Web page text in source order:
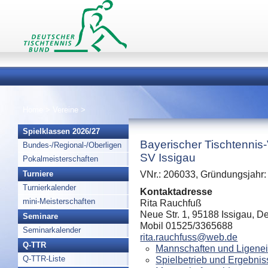
Vereine >
Spielklassen 2026/27
Bundes-/Regional-/Oberligen
Pokalmeisterschaften
Turniere
Turnierkalender
mini-Meisterschaften
Seminare
Seminarkalender
Q-TTR
Q-TTR-Liste
Bayerischer
SV Issigau
VNr.: 206033,
Kontaktadresse
Rita Rauchfuß
Neue Str. 1, 95188 Issigau,
Mobil 01525/3365688
rita.rauchfuss@web.de
Mannschaften und
Spielbetrieb und